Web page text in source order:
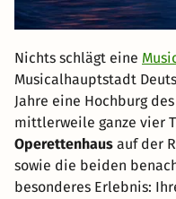
Nichts schlägt eine
Musicalhauptstadt
Jahre eine Hochburg
mittlerweile ganze vier
Operettenhaus auf der
sowie die beiden
besonderes Erlebnis: